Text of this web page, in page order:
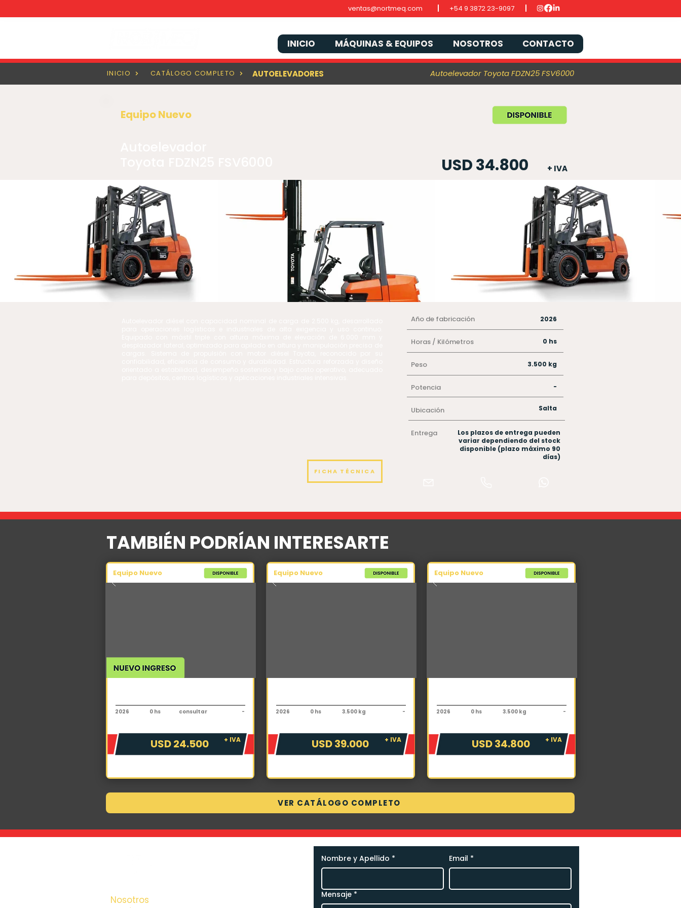
ventas@nortmeq.com +54 9 3872 23-9097
INICIO MÁQUINAS & EQUIPOS NOSOTROS CONTACTO
INICIO CATÁLOGO COMPLETO Autoelevador Toyota FDZN25 FSV6000
AUTOELEVADORES
Equipo Nuevo
+ IVA
USD 34.800
FICHA TÉCNICA
Año de fabricación
Horas / Kilómetros
Peso
Potencia
Ubicación
Entrega
2026
0 hs
3.500 kg
-
Salta
Los plazos de entrega pueden
variar dependiendo del stock
disponible (plazo máximo 90
días)
TAMBIÉN PODRÍAN INTERESARTE
Equipo Nuevo
2026 0 hs consultar -
USD 24.500 + IVA
Equipo Nuevo
2026 0 hs 3.500 kg -
USD 39.000 + IVA
Equipo Nuevo
2026 0 hs 3.500 kg -
USD 34.800 + IVA
VER CATÁLOGO COMPLETO
Nombre y Apellido * Email *
Mensaje *
Nosotros